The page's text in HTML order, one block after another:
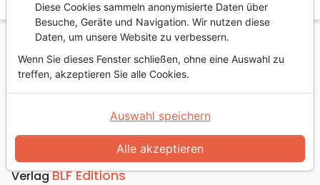
Suche
Startseite Bücher Kommentare
Soyez libres - Galates
Soyez libres
Autor :Warren W. Wiersbe
Artikel-Nr.BLF9107 EAN9782362491078
VerlagBLF Éditions
Diese Cookies sammeln anonymisierte Daten über
Besuche, Geräte und Navigation. Wir nutzen diese
Daten, um unsere Website zu verbessern.
Wenn Sie dieses Fenster schließen, ohne eine Auswahl zu
treffen, akzeptieren Sie alle Cookies.
Alle akzeptieren
Auswahl speichern